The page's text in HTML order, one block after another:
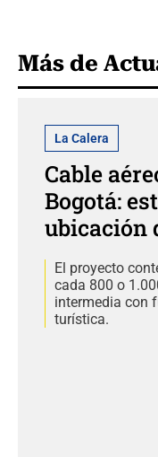
Más de
La Calera
Cable
Bogotá:
ubicación
El proyecto
cada 800 o
intermedia con
turística.